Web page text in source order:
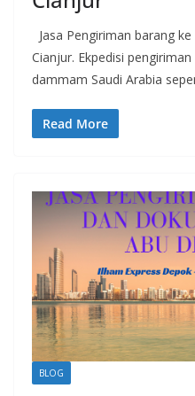
Jasa Pengiriman barang
Cianjur. Ekpedisi
dammam Saudi Arabia
Read More
BLOG